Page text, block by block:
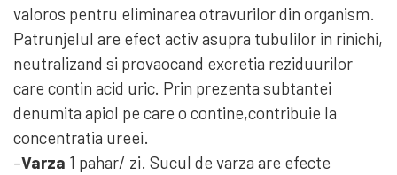
valoros pentru eliminarea otravurilor din organism.
Patrunjelul are efect activ asupra tubulilor in rinichi,
neutralizand si provaocand excretia reziduurilor
care contin acid uric. Prin prezenta subtantei
denumita apiol pe care o contine,contribuie la
concentratia ureei.
–Varza 1 pahar/ zi. Sucul de varza are efecte